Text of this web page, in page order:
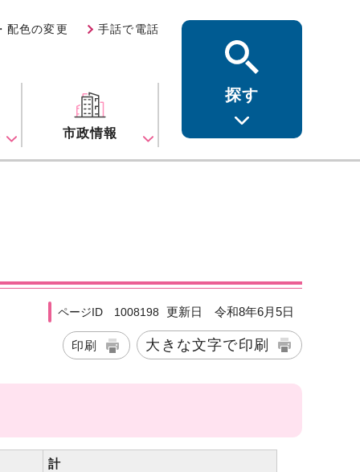
配色の変更 手話で電話
市政情報
探す
ページID 1008198 更新日 令和8年6月5日
印刷 大きな文字で印刷
計